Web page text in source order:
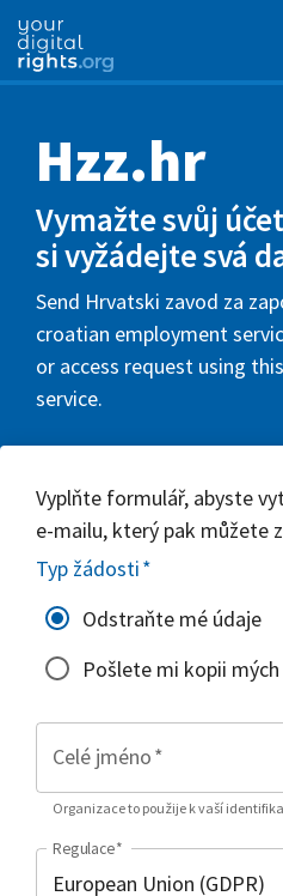
Hzz.hr
Vymažte svůj
si vyžádejte svá
Send Hrvatski zavod za
croatian employment
or access request using
service.
Vyplňte formulář, abyste
e-mailu, který pak můžete
Typ žádosti*
Odstraňte mé údaje
Pošlete mi kopii
Celé jméno*
Organizace to použije k vaší
Regulace*